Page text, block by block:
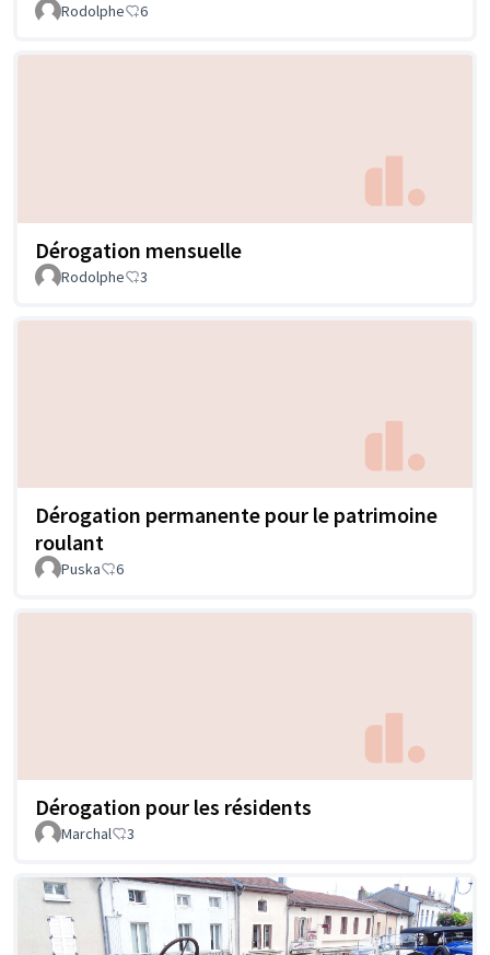
Rodolphe 6
Dérogation mensuelle
Rodolphe 3
Dérogation permanente pour le patrimoine
roulant
Puska 6
Dérogation pour les résidents
Marchal 3